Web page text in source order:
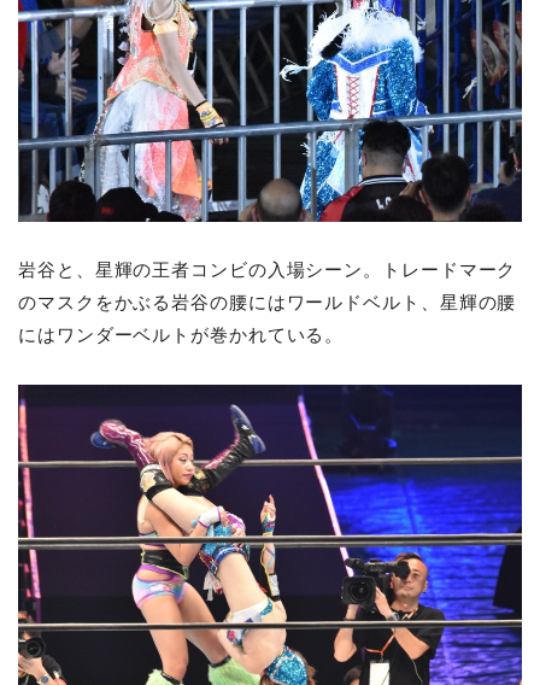
岩谷と、星輝の王者コンビの入場シーン。トレードマーク
のマスクをかぶる岩谷の腰にはワールドベルト、星輝の腰
にはワンダーベルトが巻かれている。